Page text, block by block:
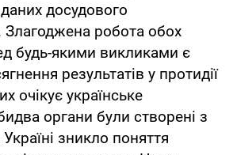
досудового
Злагоджена робота обох
будь-якими викликами є
результатів у протидії
очікує українське
органи були створені з
зникло поняття